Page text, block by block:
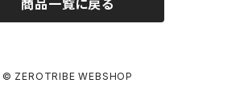
ルベアリングオイル＞
シングタイヤ用＞
ニオン/スパーギア＞
（バッグ,コネクター類含）＞
ィバッグ＞
部品＞
商品一覧に戻る
© ZEROTRIBE WEBSHOP